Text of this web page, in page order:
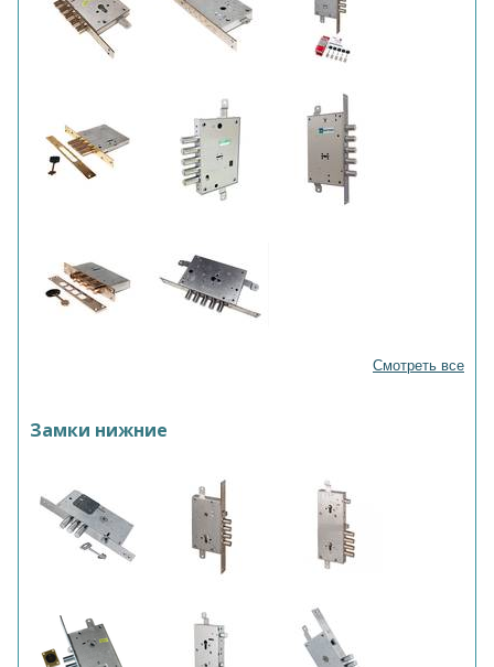
Смотреть все
Замки нижние